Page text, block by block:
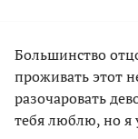
Большинство
проживать этот
разочаровать
тебя люблю, но я